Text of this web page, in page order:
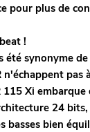
pour plus de
!
été synonyme
pas
Xi embarque
24
basses bien